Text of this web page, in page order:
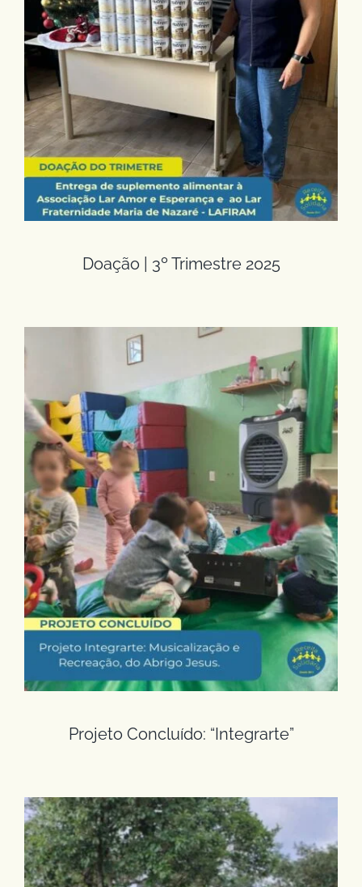
Doação | 3º Trimestre 2025
Doação | 3º Trimestre 2025
Projeto Concluído: “Integrarte”
Projeto Concluído: “Integrarte”